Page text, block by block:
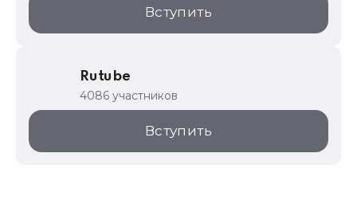
Вступить
Rutube
4086 участников
Вступить